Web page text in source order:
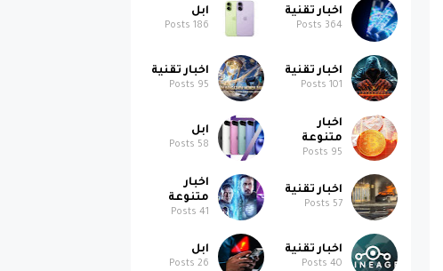
اخبار تقنية
364
ابل
186
اخبار تقنية
101
اخبار تقنية
95
اخبار
متنوعة
95
ابل
58
اخبار تقنية
57
اخبار
متنوعة
41
اخبار تقنية
40
ابل
26